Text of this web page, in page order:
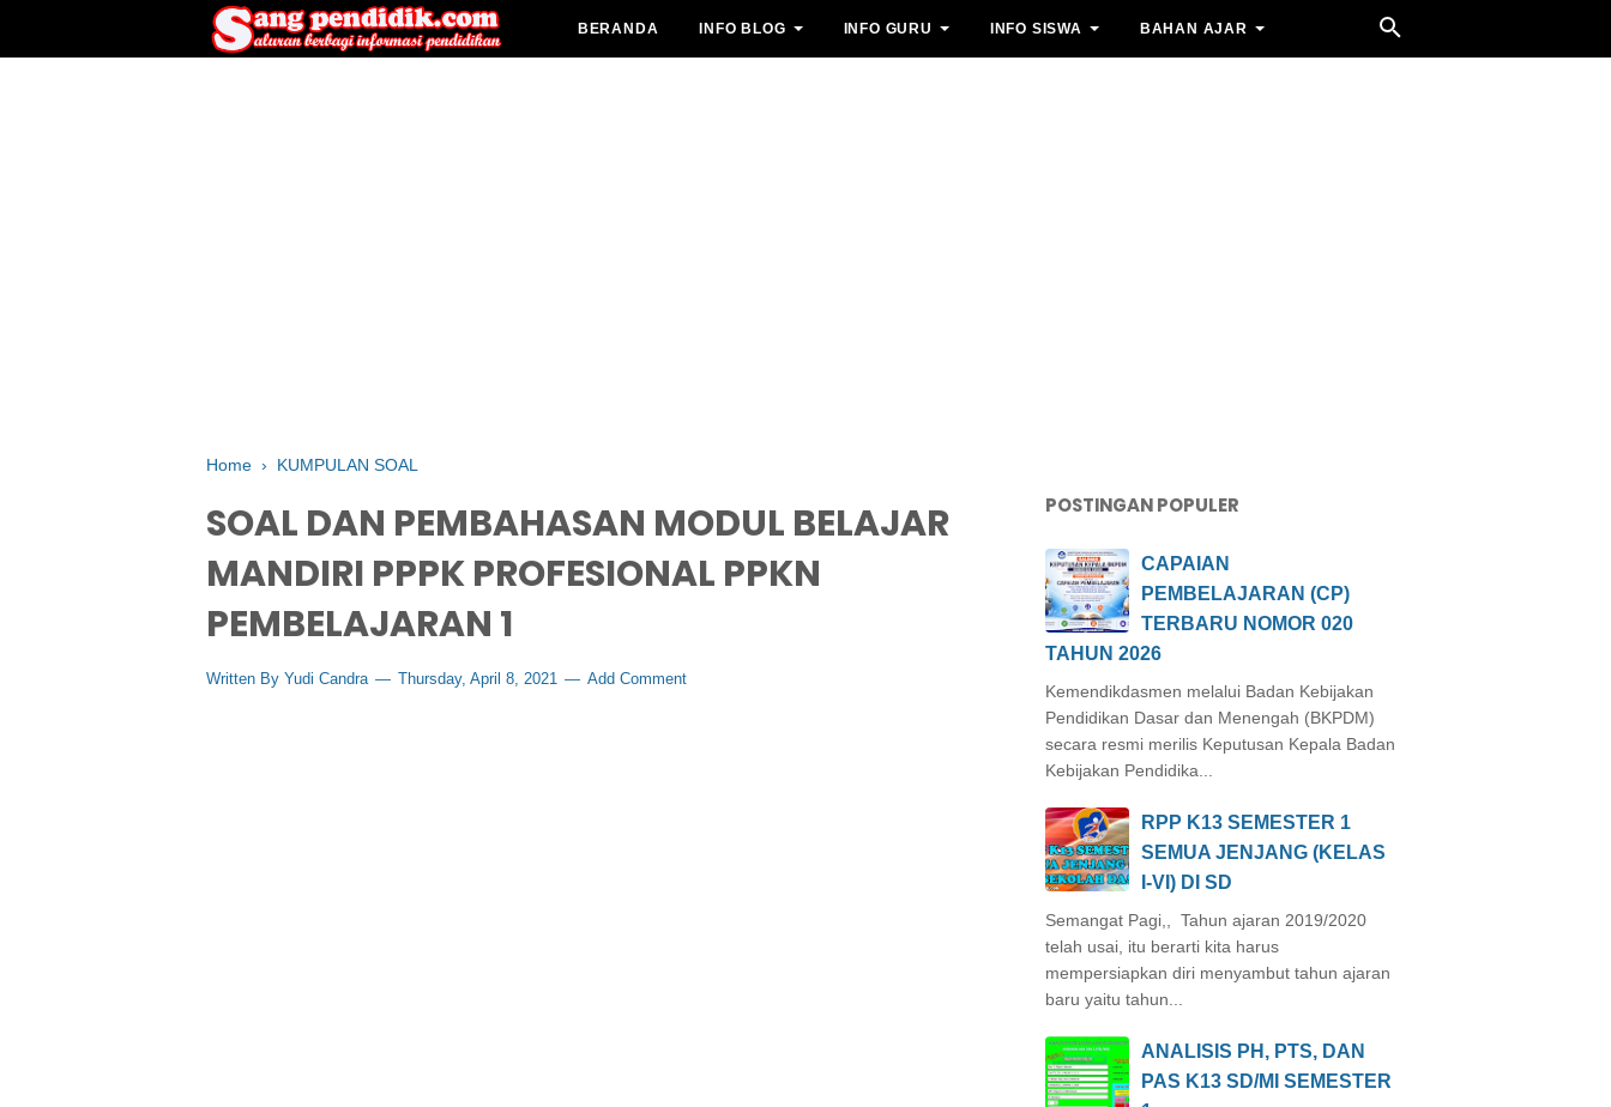
BERANDA INFO BLOG INFO GURU INFO SISWA BAHAN AJAR
Home › KUMPULAN SOAL
SOAL DAN PEMBAHASAN MODUL BELAJAR
MANDIRI PPPK PROFESIONAL PPKN
PEMBELAJARAN 1
Written By Yudi Candra Thursday, April 8, 2021 Add Comment
POSTINGAN POPULER
CAPAIAN
PEMBELAJARAN (CP)
TERBARU NOMOR 020
TAHUN 2026
Kemendikdasmen melalui Badan Kebijakan
Pendidikan Dasar dan Menengah (BKPDM)
secara resmi merilis Keputusan Kepala Badan
Kebijakan Pendidika...
RPP K13 SEMESTER 1
SEMUA JENJANG (KELAS
I-VI) DI SD
Semangat Pagi,, Tahun ajaran 2019/2020
telah usai, itu berarti kita harus
mempersiapkan diri menyambut tahun ajaran
baru yaitu tahun...
ANALISIS PH, PTS, DAN
PAS K13 SD/MI SEMESTER